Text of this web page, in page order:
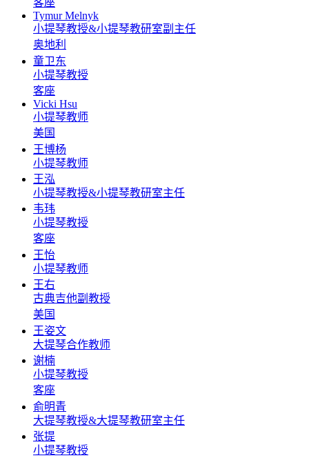
Tymur Melnyk
小提琴教授&小提琴教研室副主任
奥地利
童卫东
小提琴教授
客座
Vicki Hsu
小提琴教师
美国
王博杨
小提琴教师
王泓
小提琴教授&小提琴教研室主任
韦玮
小提琴教授
客座
王怡
小提琴教师
王右
古典吉他副教授
美国
王姿文
大提琴合作教师
谢楠
小提琴教授
客座
俞明青
大提琴教授&大提琴教研室主任
张提
小提琴教授